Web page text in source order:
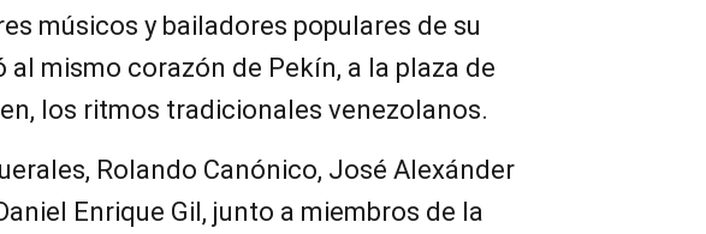
músicos y bailadores populares de su
al mismo corazón de Pekín, a la plaza de
los ritmos tradicionales venezolanos.
Rolando Canónico, José Alexánder
Enrique Gil, junto a miembros de la